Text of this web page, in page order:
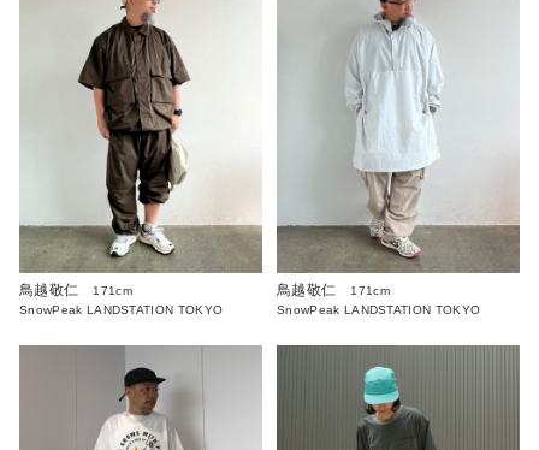
鳥越敬仁
171cm
SnowPeak LANDSTATION TOKYO
鳥越敬仁
171cm
SnowPeak LANDSTATION TOKYO